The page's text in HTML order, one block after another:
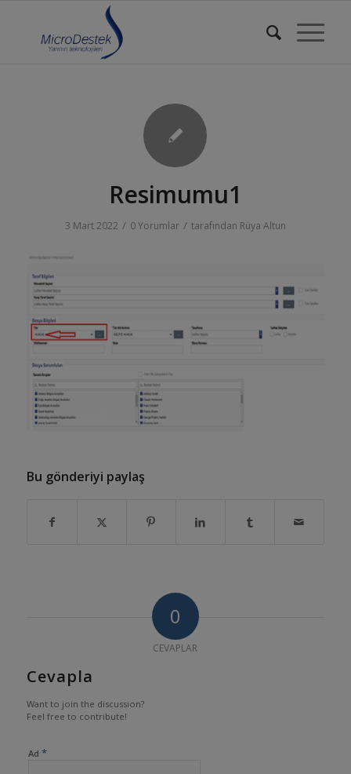
Resimumu1
3 Mart 2022 / 0 Yorumlar / tarafından Rüya Altun
Bu gönderiyi paylaş
0
CEVAPLAR
Cevapla
Want to join the discussion?
Feel free to contribute!
Ad *